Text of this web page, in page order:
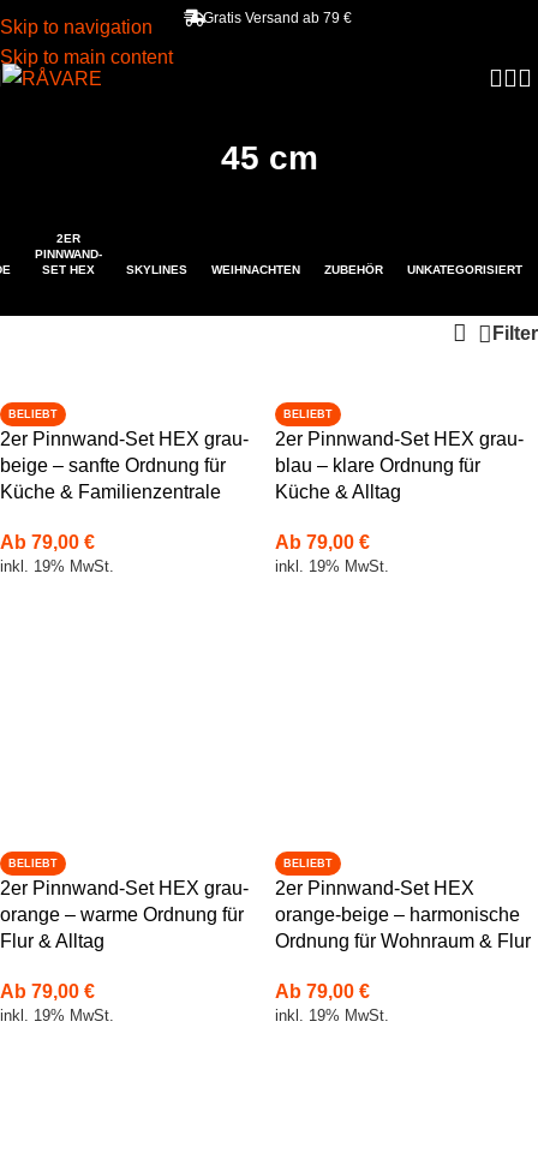
Skip to navigation
Skip to main content
Gratis Versand ab 79 €
45 cm
2ER
PINNWAND-
SET HEX
SKYLINES WEIHNACHTEN ZUBEHÖR UNKATEGORISIERT
Filter
BELIEBT
2er Pinnwand-Set HEX grau-
beige – sanfte Ordnung für
Küche & Familienzentrale
Ab 79,00 €
inkl. 19% MwSt.
BELIEBT
2er Pinnwand-Set HEX grau-
blau – klare Ordnung für
Küche & Alltag
Ab 79,00 €
inkl. 19% MwSt.
BELIEBT
2er Pinnwand-Set HEX grau-
orange – warme Ordnung für
Flur & Alltag
Ab 79,00 €
inkl. 19% MwSt.
BELIEBT
2er Pinnwand-Set HEX
orange-beige – harmonische
Ordnung für Wohnraum & Flur
Ab 79,00 €
inkl. 19% MwSt.